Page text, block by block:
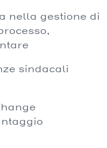
nella gestione di
sindacali